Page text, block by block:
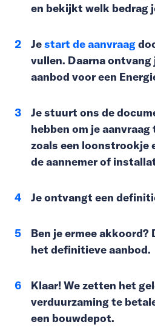
en bekijkt welk bedrag
Jestart de aanvraag
vullen. Daarna ontvang
aanbod voor een
Je stuurt ons de
hebben om je
zoals een loonstrookje
de aannemer of
Je ontvangt een
Ben je ermee akkoord?
het definitieve aanbod.
Klaar! We zetten het
verduurzaming te
een bouwdepot.